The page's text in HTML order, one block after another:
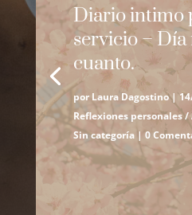
Diario intimo
servicio – Día
cuanto.
por Laura Dagostino|
Reflexiones personales
Sin categoría| 0